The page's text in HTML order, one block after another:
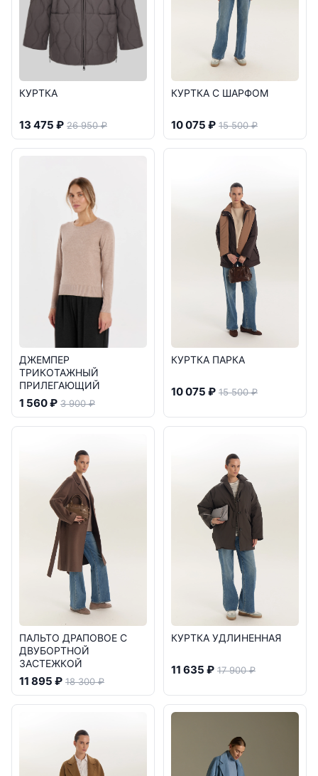
КУРТКА
13 475 ₽ 26 950 ₽
КУРТКА С ШАРФОМ
10 075 ₽ 15 500 ₽
ДЖЕМПЕР
ТРИКОТАЖНЫЙ
ПРИЛЕГАЮЩИЙ
1 560 ₽ 3 900 ₽
КУРТКА ПАРКА
10 075 ₽ 15 500 ₽
ПАЛЬТО ДРАПОВОЕ С
ДВУБОРТНОЙ
ЗАСТЕЖКОЙ
11 895 ₽ 18 300 ₽
КУРТКА УДЛИНЕННАЯ
11 635 ₽ 17 900 ₽